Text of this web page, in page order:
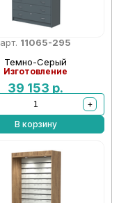
арт. 11065-295
Темно-Серый
Изготовление
39 153 р.
+
В корзину